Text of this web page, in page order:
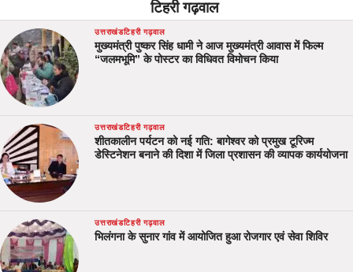
टिहरी गढ़वाल
उत्तराखंडटिहरी गढ़वाल
मुख्यमंत्री पुष्कर सिंह धामी ने आज मुख्यमंत्री आवास में फिल्म
“जलमभूमि” के पोस्टर का विधिवत विमोचन किया
उत्तराखंडटिहरी गढ़वाल
शीतकालीन पर्यटन को नई गति: बागेश्वर को प्रमुख टूरिज्म
डेस्टिनेशन बनाने की दिशा में जिला प्रशासन की व्यापक कार्ययोजना
उत्तराखंडटिहरी गढ़वाल
भिलंगना के सुनार गांव में आयोजित हुआ रोजगार एवं सेवा शिविर